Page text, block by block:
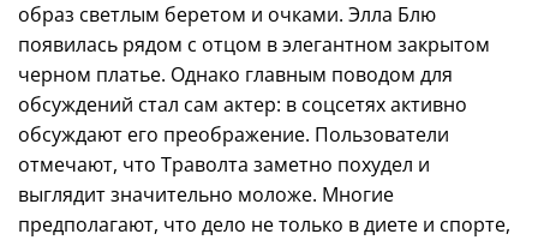
образ светлым беретом и очками. Элла Блю
появилась рядом с отцом в элегантном закрытом
черном платье. Однако главным поводом для
обсуждений стал сам актер: в соцсетях активно
обсуждают его преображение. Пользователи
отмечают, что Траволта заметно похудел и
выглядит значительно моложе. Многие
предполагают, что дело не только в диете и спорте,